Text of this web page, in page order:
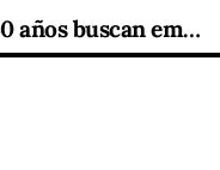
Más de 800.000 mayores de 60 años buscan empleo en España mientras crece el debate sobre retrasar la jubilación